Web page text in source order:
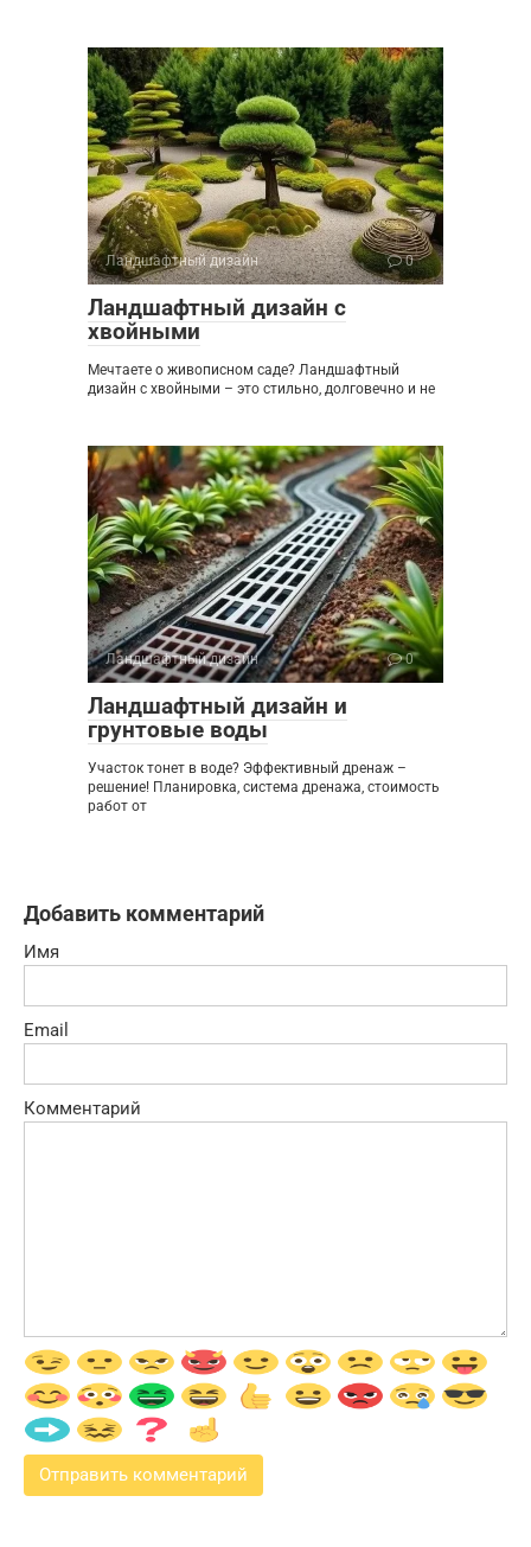
Ландшафтный дизайн 0
Ландшафтный дизайн с
хвойными
Мечтаете о живописном саде? Ландшафтный
дизайн с хвойными – это стильно, долговечно и не
Ландшафтный дизайн 0
Ландшафтный дизайн и
грунтовые воды
Участок тонет в воде? Эффективный дренаж –
решение! Планировка, система дренажа, стоимость
работ от
Добавить комментарий
Имя
Email
Комментарий